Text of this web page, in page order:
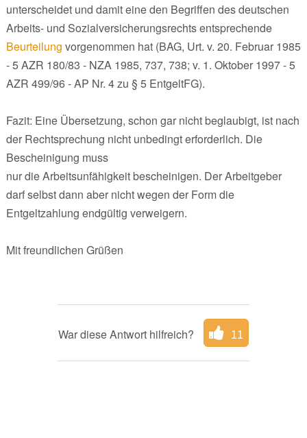
unterscheidet und damit eine den Begriffen des deutschen
Arbeits- und Sozialversicherungsrechts entsprechende
Beurteilung vorgenommen hat (BAG, Urt. v. 20. Februar 1985
- 5 AZR 180/83 - NZA 1985, 737, 738; v. 1. Oktober 1997 - 5
AZR 499/96 - AP Nr. 4 zu § 5 EntgeltFG).
Fazit: Eine Übersetzung, schon gar nicht beglaubigt, ist nach
der Rechtsprechung nicht unbedingt erforderlich. Die
Bescheinigung muss
nur die Arbeitsunfähigkeit bescheinigen. Der Arbeitgeber
darf selbst dann aber nicht wegen der Form die
Entgeltzahlung endgültig verweigern.
Mit freundlichen Grüßen
War diese Antwort hilfreich? 11